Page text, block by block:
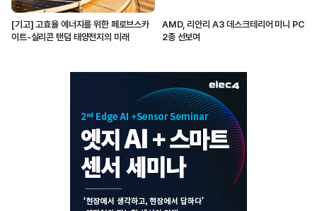
[기고] 고효율 에너지를 위한 페로브스카
이트-실리콘 탠덤 태양전지의 미래
AMD, 리안리 A3 데스크테리어 미니 PC
2종 선보여